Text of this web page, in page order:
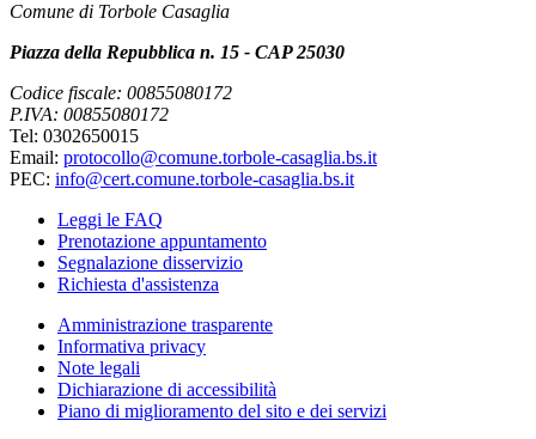
Comune di Torbole Casaglia
Piazza della Repubblica n. 15 - CAP 25030
Codice fiscale: 00855080172
P.IVA: 00855080172
Tel: 0302650015
Email: protocollo@comune.torbole-casaglia.bs.it
PEC: info@cert.comune.torbole-casaglia.bs.it
Leggi le FAQ
Prenotazione appuntamento
Segnalazione disservizio
Richiesta d'assistenza
Amministrazione trasparente
Informativa privacy
Note legali
Dichiarazione di accessibilità
Piano di miglioramento del sito e dei servizi